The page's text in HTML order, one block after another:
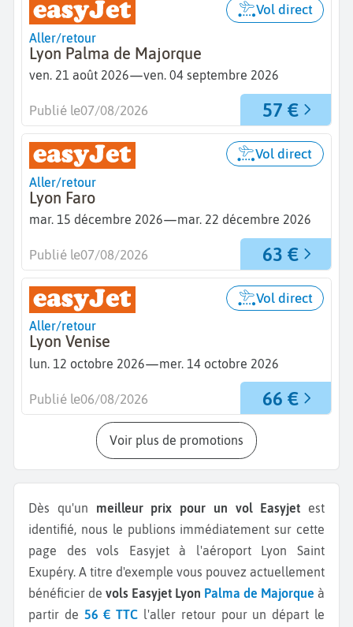
Aller/retour
Lyon Palma de Majorque
ven. 21 août 2026—ven. 04 septembre 2026
Vol direct
57 €
Publié le07/08/2026
Aller/retour
Lyon Faro
mar. 15 décembre 2026—mar. 22 décembre 2026
Vol direct
63 €
Publié le07/08/2026
Aller/retour
Lyon Venise
lun. 12 octobre 2026—mer. 14 octobre 2026
Vol direct
66 €
Publié le06/08/2026
Voir plus de promotions
Dès qu'un meilleur prix pour un vol Easyjet est
identifié, nous le publions immédiatement sur cette
page des vols Easyjet à l'aéroport Lyon Saint
Exupéry. A titre d'exemple vous pouvez actuellement
bénéficier de vols Easyjet Lyon Palma de Majorque à
partir de 56 € TTC l'aller retour pour un départ le